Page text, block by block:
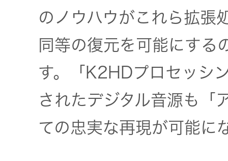
のノウハウがこれら拡張
同等の復元を可能にする
す。「K2HDプロセッシ
されたデジタル音源も「
ての忠実な再現が可能に